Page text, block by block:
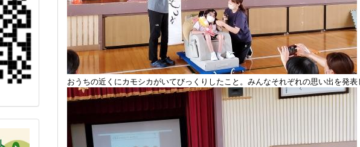
おうちの近くにカモシカがいてびっくりしたこと。みんなそれぞれの思い出を発表